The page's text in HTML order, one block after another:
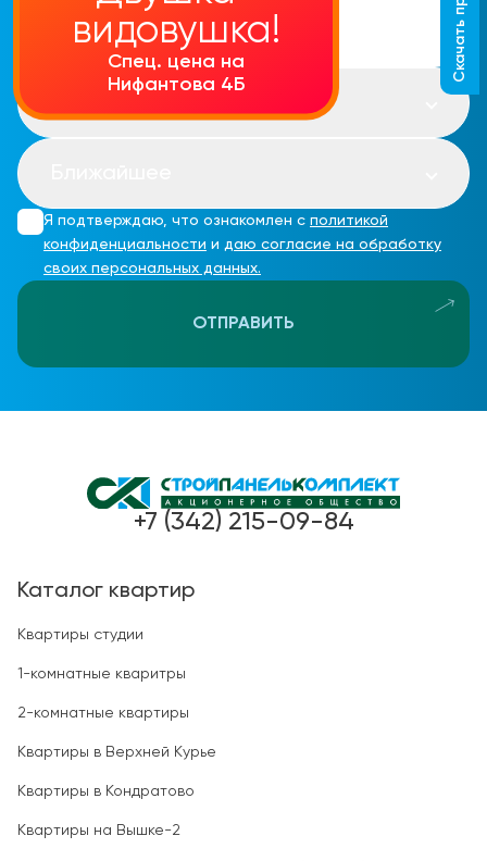
Я подтверждаю, что ознакомлен с политикой
конфиденциальности и даю согласие на обработку
своих персональных данных.
ОТПРАВИТЬ
+7 (342) 215-09-84
Каталог квартир
Квартиры студии
1-комнатные кваритры
2-комнатные квартиры
Квартиры в Верхней Курье
Квартиры в Кондратово
Квартиры на Вышке-2
видовушка!
Спец. цена на
Нифантова 4Б